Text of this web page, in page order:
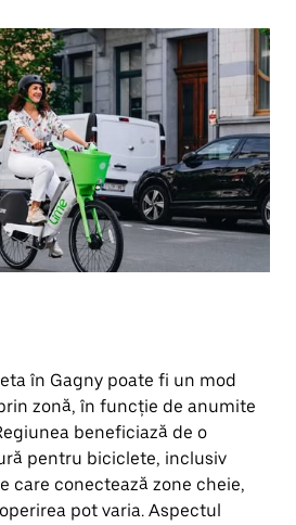
în Gagny poate fi un mod
zonă, în funcție de anumite
beneficiază de o
pentru biciclete, inclusiv
care conectează zone cheie,
pot varia. Aspectul